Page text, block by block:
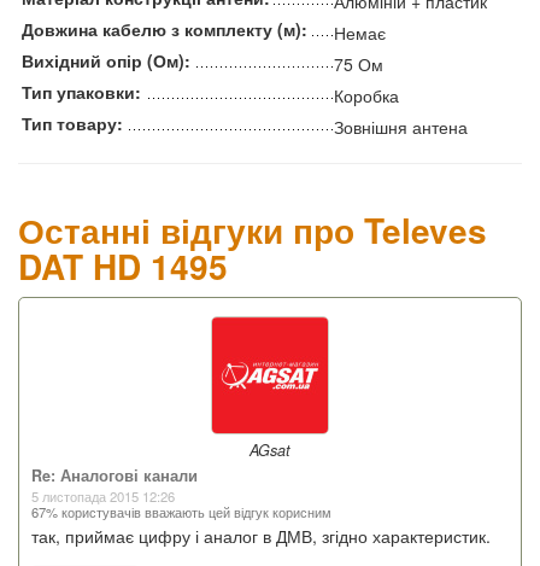
Довжина кабелю з комплекту (м):
Немає
Вихідний опір (Ом):
75 Ом
Тип упаковки:
Коробка
Тип товару:
Зовнішня антена
Останні відгуки про Televes
DAT HD 1495
AGsat
Re: Аналогові канали
5 листопада 2015 12:26
67% користувачів вважають цей відгук корисним
так, приймає цифру і аналог в ДМВ, згідно характеристик.